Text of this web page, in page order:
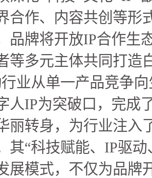
合作、内容共创等形
品牌将开放IP合作生
等多元主体共同打造
业从单一产品竞争
人IP为突破口，完成
丽转身，为行业注入
其“科技赋能、IP驱
展模式，不仅为品牌